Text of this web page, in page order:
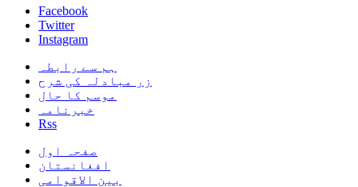
Facebook
Twitter
Instagram
ہم سے رابطہ
زر مبادلہ کی شرح
موسم کا حال
خبرنامہ
Rss
صفحہ اول
افغانستان
بین الاقوامی